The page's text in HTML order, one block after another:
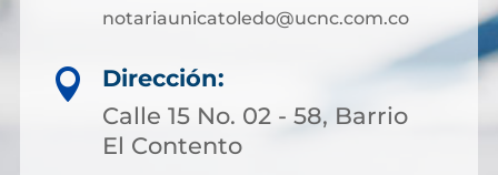
notariaunicatoledo@ucnc.com.co

Dirección:
Calle 15 No. 02 - 58, Barrio
El Contento